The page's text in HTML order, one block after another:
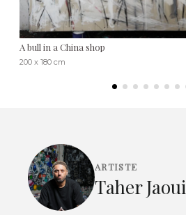
A bull in a China shop
200 x 180 cm
ARTISTE
Taher Jaoui